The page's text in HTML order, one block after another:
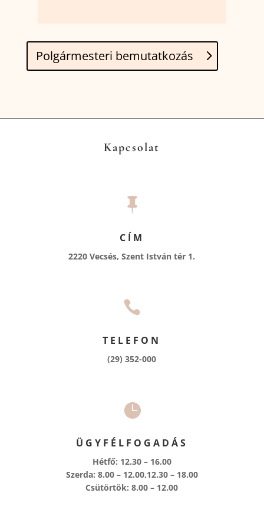
Polgármesteri bemutatkozás
Kapcsolat

CÍM
2220 Vecsés, Szent István tér 1.

TELEFON
(29) 352-000

ÜGYFÉLFOGADÁS
Hétfő: 12.30 – 16.00
Szerda: 8.00 – 12.00,12.30 – 18.00
Csütörtök: 8.00 – 12.00